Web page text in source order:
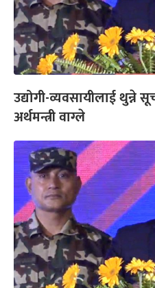
उद्योगी-व्यवसायीलाई
अर्थमन्त्री वाग्ले